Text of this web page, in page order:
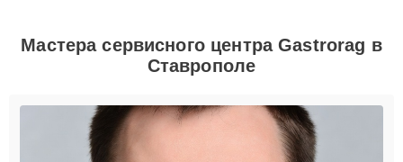
Мастера сервисного центра Gastrorag в
Ставрополе